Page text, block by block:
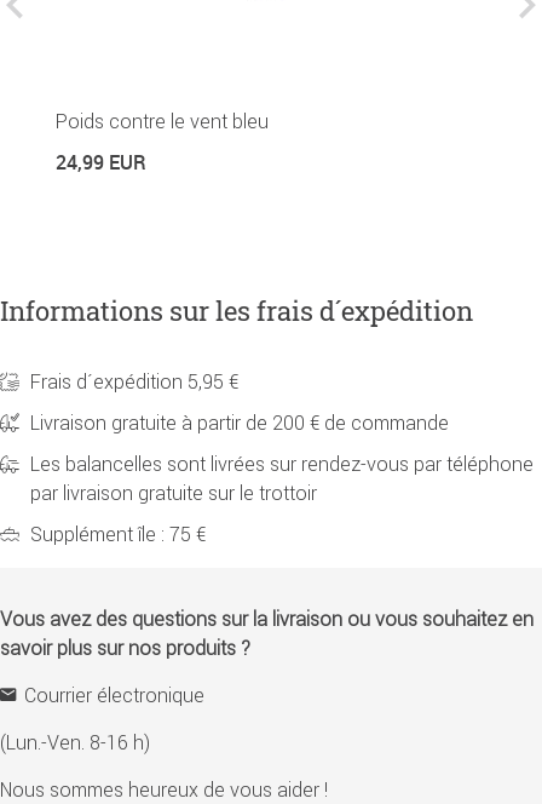
Poids contre le vent bleu
24,99 EUR
Informations sur les frais d´expédition
Frais d´expédition 5,95 €
Livraison gratuite à partir de 200 € de commande
Les balancelles sont livrées sur rendez-vous par téléphone
par livraison gratuite sur le trottoir
Supplément île : 75 €
Vous avez des questions sur la livraison ou vous souhaitez en
savoir plus sur nos produits ?
Courrier électronique
(Lun.-Ven. 8-16 h)
Nous sommes heureux de vous aider !